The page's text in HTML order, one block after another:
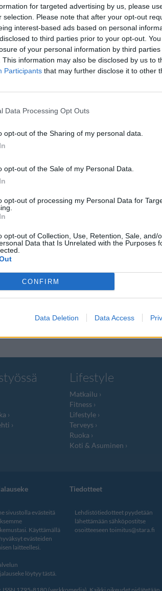
for targeted advertising by us, please
selection. Please note that after your opt-out
interest-based ads based on personal
to third parties prior to your opt-out.
of your personal information by third parties
This information may also be disclosed by us to
Participants that may further disclose it to other
Data Processing Opt Outs
opt-out of the Sharing of my personal data.
opt-out of the Sale of my Personal Data.
opt-out of processing my Personal Data for
opt-out of Collection, Use, Retention, Sale, and/
Data that Is Unrelated with the Purposes
CONFIRM
Data Deletion Data Access
syöpä
8.8.2017, 12:30
12 Junior
heistä on
Taitavat nuoret
Junior
Lifestyle
Matkailu
Fitness
Lifestyle
Terveys
Ruoka
Koti & Asuminen
sivustolla evästeitä
Käyttämällä
evästeiden
laitteellesi.
löytyy tästä.
Tiedotteet
Lehdistötiedotteet pyydetään
lähettämään sähköpostitse
osoitteeseen toimitus@stara.fi